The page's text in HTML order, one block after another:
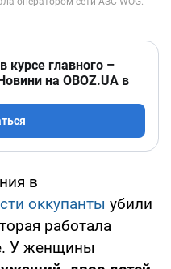
курсе главного –
на OBOZ.UA в
в
оккупанты убили
работала
У женщины